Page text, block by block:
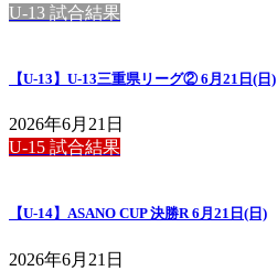
U-13 試合結果
【U-13】U-13三重県リーグ② 6月21日(日)
2026年6月21日
U-15 試合結果
【U-14】ASANO CUP 決勝R 6月21日(日)
2026年6月21日